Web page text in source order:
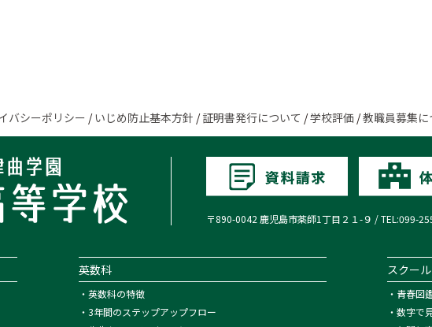
バシーポリシー /いじめ防止基本方針 /証明書発行について /学校評価 /教職員募集に
〒890-0042 鹿児島市薬師1丁目２１-９ / TEL:099-
英数科
・ 英数科の特徴
・ 3年間のステップアップフロー
スクー
・ 青春図
・ 数字で